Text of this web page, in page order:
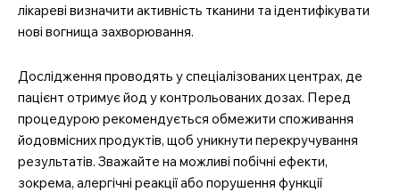
лікареві визначити активність тканини та ідентифікувати
нові вогнища захворювання.
Дослідження проводять у спеціалізованих центрах, де
пацієнт отримує йод у контрольованих дозах. Перед
процедурою рекомендується обмежити споживання
йодовмісних продуктів, щоб уникнути перекручування
результатів. Зважайте на можливі побічні ефекти,
зокрема, алергічні реакції або порушення функції